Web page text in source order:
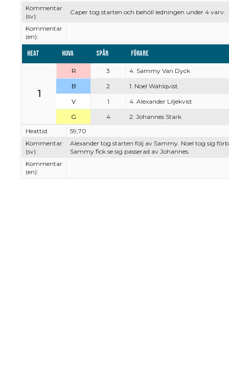
Kommentar
(sv):
Caper tog starten och behöll ledningen under 4 varv.
Kommentar
(en):
Heat Huva Spår Förare
1
R 3
4. Sammy Van Dyck
B
2
1. Noel Wahlqvist
V
1
4. Alexander Liljekvist
G
4
2. Johannes Stark
Heattid:
59,70
Kommentar
(sv):
Alexander tog starten följ av Sammy. Noel tog sig
Sammy fick se sig passerad av Johannes.
Kommentar
(en):